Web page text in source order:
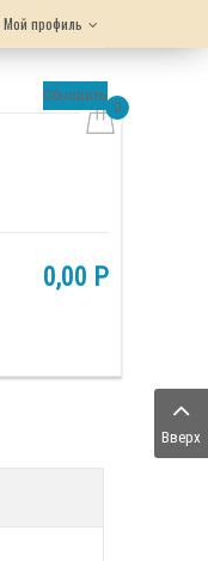
Мой профиль
0
Обновить
0,00 P
Вверх